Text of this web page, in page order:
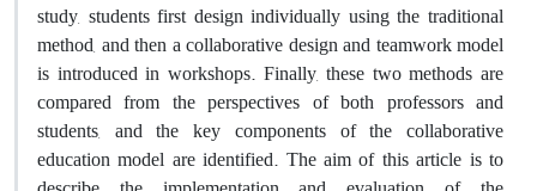
study, students first design individually using the traditional
method, and then a collaborative design and teamwork model
is introduced in workshops. Finally, these two methods are
compared from the perspectives of both professors and
students, and the key components of the collaborative
education model are identified. The aim of this article is to